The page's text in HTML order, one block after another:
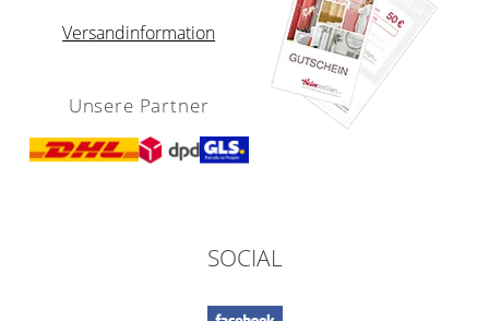
Versandinformation
Unsere Partner
SOCIAL